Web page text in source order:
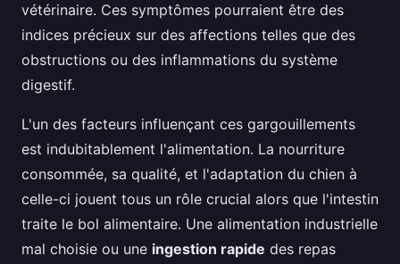
vétérinaire. Ces symptômes pourraient être des
indices précieux sur des affections telles que des
obstructions ou des inflammations du système
digestif.
L'un des facteurs influençant ces gargouillements
est indubitablement l'alimentation. La nourriture
consommée, sa qualité, et l'adaptation du chien à
celle-ci jouent tous un rôle crucial alors que l'intestin
traite le bol alimentaire. Une alimentation industrielle
mal choisie ou une ingestion rapide des repas